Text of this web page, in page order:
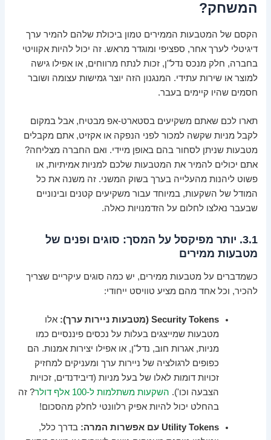
המשחק?
הקסם של המטבעות הממירים טמון ביכולת שלהם להמיר ערך
דיגיטלי לערך אחר, ספציפי ומוגדר מראש. זה יכול להיות אקוויטי
בחברה, חלק מנכס נדל"ן, זכות לנתח מרווחים, או אפילו גישה
למוצר או שירות עתידי. המנגנון הזה יוצר גמישות עצומה ושובר
חסמים שהיו קיימים בעבר.
תארו לכם שאתם משקיעים בסטארט-אפ מבטיח, אבל במקום
לקבל מניות שקשה למכור לפני הנפקה או אקזיט, אתם מקבלים
מטבעות שניתן לסחור בהם באופן מיידי. ואם החברה מצליחה?
אתם יכולים להמיר את המטבעות שלכם למניות אמיתיות, או
פשוט ליהנות מהעלייה בערך בשוק המשני. זה משנה את כל
המודל של השקעות, במיוחד עבור משקיעים קטנים ובינוניים
שבעבר נאלצו לחלום על הזדמנויות כאלה.
3.1. יותר מפיקסל על המסך: סוגים ופנים של
מטבעות ממירים
כשמדברים על מטבעות ממירים, יש כמה סוגים עיקריים שצריך
להכיר, וכל אחד מהם מציע טוויסט ייחודי:
Security Tokens (מטבעות ניירות ערך):
אלו
מטבעות שמייצגים בעלות על נכסים פיננסיים כמו
מניות, אגרות חוב, נדל"ן, או אפילו יצירות אמנות. הם
כפופים לרגולציה של ניירות ערך ומעניקים למחזיק
זכויות דומות לאלו של בעל מניות (דיבידנדים, זכויות
הצבעה וכו'). השקעות משתלמות ל-100 אלף דולר
? זה
בהחלט יכול להיות אפיק רלוונטי לחלק מהסכום!
Utility Tokens עם אפשרות המרה:
בדרך כלל,